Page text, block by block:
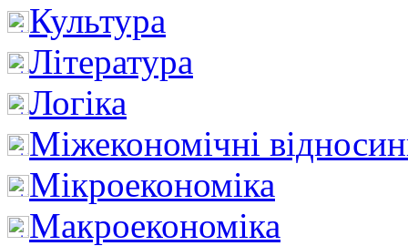
Культура
Література
Логіка
Міжекономічні
Мікроекономіка
Макроекономіка